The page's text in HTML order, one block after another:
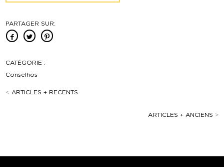
PARTAGER SUR:
CATÉGORIE :
Conselhos
< ARTICLES + RECENTS
ARTICLES + ANCIENS >